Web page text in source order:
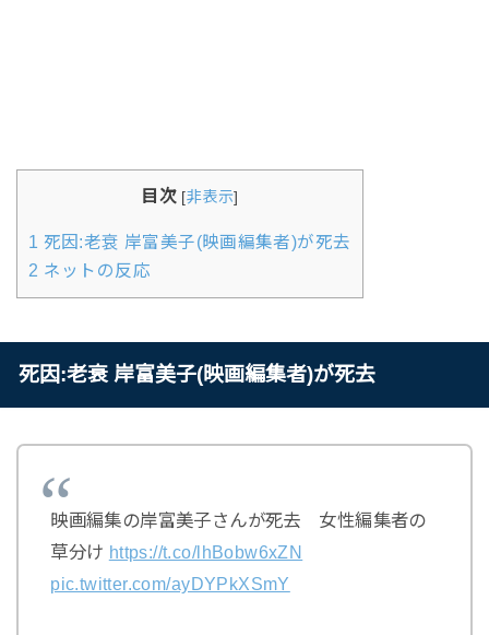
目次 [非表示]
1 死因:老衰 岸富美子(映画編集者)が死去
2 ネットの反応
死因:老衰 岸富美子(映画編集者)が死去
映画編集の岸富美子さんが死去 女性編集者の
草分け https://t.co/lhBobw6xZN
pic.twitter.com/ayDYPkXSmY